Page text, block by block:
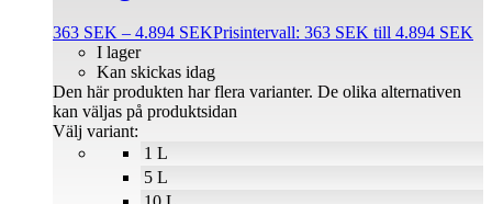
363 SEK – 4.894 SEKPrisintervall: 363 SEK till 4.894 SEK
1 L
5 L
I lager
Kan skickas idag
Välj variant:
Den här produkten har flera varianter. De olika alternativen
kan väljas på produktsidan